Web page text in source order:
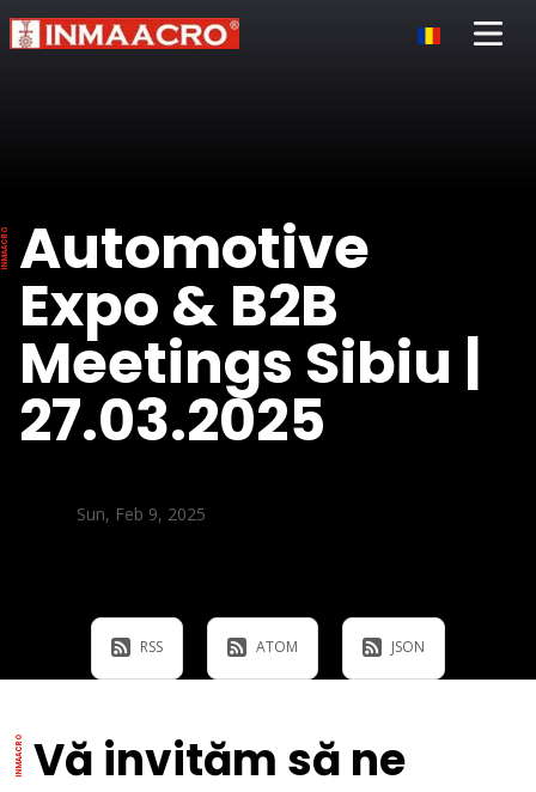
Open
Automotive
Expo & B2B
Meetings Sibiu |
27.03.2025
Sun, Feb 9, 2025
RSS ATOM JSON
Vă invităm să ne